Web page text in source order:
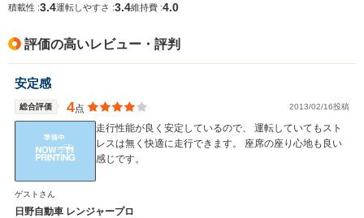
WLTCモード
-m
積載性 :3.4運転しやすさ :3.4維持費 :4.0
評価の高いレビュー・評判
安定感
総合評価 4点 2013/02/16投稿
走行性能が良く安定しているので、 運転していてもスト
レスは無く快適に走行できます。 座席の座り心地も良い
感じです。
ゲストさん
日野自動車 レンジャープロ